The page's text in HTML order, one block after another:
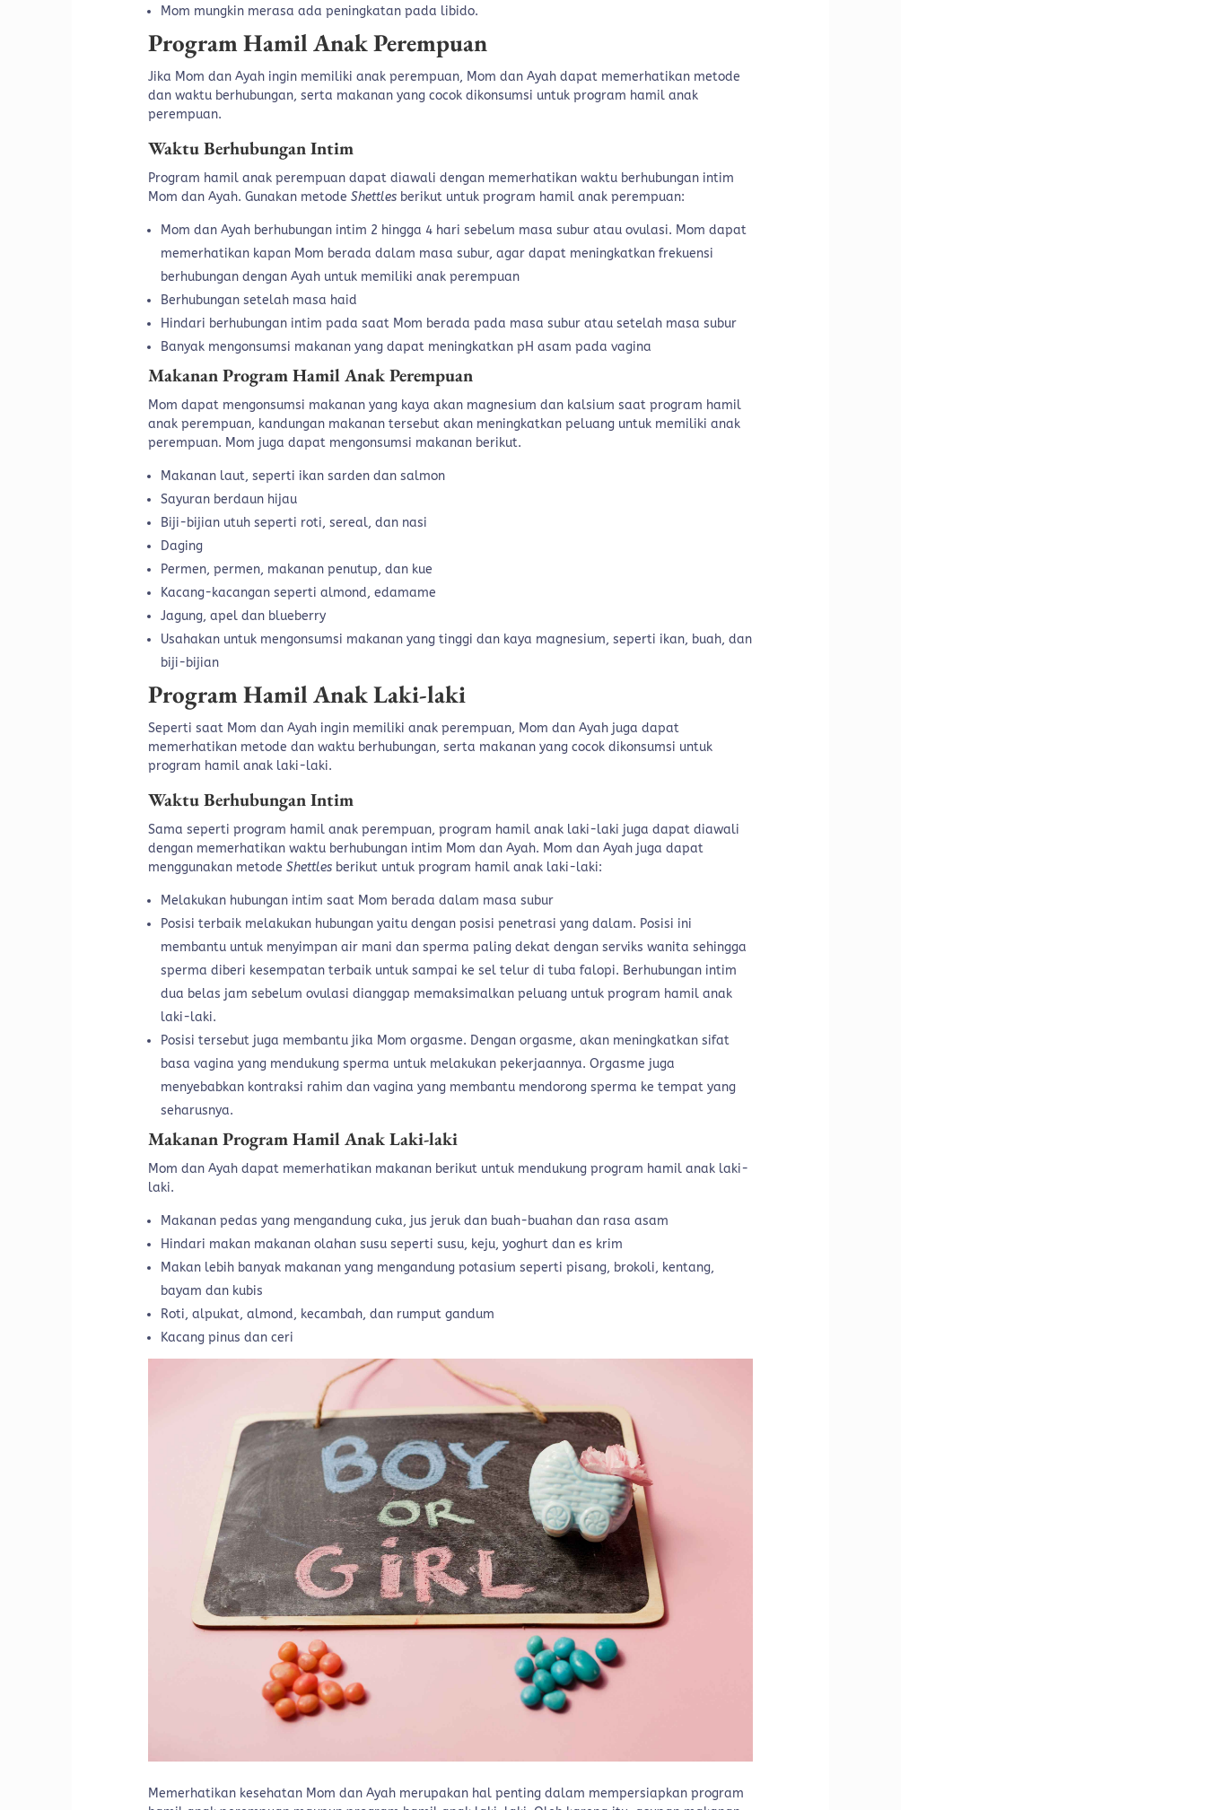
Mom mungkin merasa ada peningkatan pada libido.
Program Hamil Anak Perempuan
Jika Mom dan Ayah ingin memiliki anak perempuan, Mom dan Ayah dapat memerhatikan metode
dan waktu berhubungan, serta makanan yang cocok dikonsumsi untuk program hamil anak
perempuan.
Waktu Berhubungan Intim
Program hamil anak perempuan dapat diawali dengan memerhatikan waktu berhubungan intim
Mom dan Ayah. Gunakan metode Shettles berikut untuk program hamil anak perempuan:
Mom dan Ayah berhubungan intim 2 hingga 4 hari sebelum masa subur atau ovulasi. Mom dapat
memerhatikan kapan Mom berada dalam masa subur, agar dapat meningkatkan frekuensi
berhubungan dengan Ayah untuk memiliki anak perempuan
Berhubungan setelah masa haid
Hindari berhubungan intim pada saat Mom berada pada masa subur atau setelah masa subur
Banyak mengonsumsi makanan yang dapat meningkatkan pH asam pada vagina
Makanan Program Hamil Anak Perempuan
Mom dapat mengonsumsi makanan yang kaya akan magnesium dan kalsium saat program hamil
anak perempuan, kandungan makanan tersebut akan meningkatkan peluang untuk memiliki anak
perempuan. Mom juga dapat mengonsumsi makanan berikut.
Makanan laut, seperti ikan sarden dan salmon
Sayuran berdaun hijau
Biji-bijian utuh seperti roti, sereal, dan nasi
Daging
Permen, permen, makanan penutup, dan kue
Kacang-kacangan seperti almond, edamame
Jagung, apel dan blueberry
Usahakan untuk mengonsumsi makanan yang tinggi dan kaya magnesium, seperti ikan, buah, dan
biji-bijian
Program Hamil Anak Laki-laki
Seperti saat Mom dan Ayah ingin memiliki anak perempuan, Mom dan Ayah juga dapat
memerhatikan metode dan waktu berhubungan, serta makanan yang cocok dikonsumsi untuk
program hamil anak laki-laki.
Waktu Berhubungan Intim
Sama seperti program hamil anak perempuan, program hamil anak laki-laki juga dapat diawali
dengan memerhatikan waktu berhubungan intim Mom dan Ayah. Mom dan Ayah juga dapat
menggunakan metode Shettles berikut untuk program hamil anak laki-laki:
Melakukan hubungan intim saat Mom berada dalam masa subur
Posisi terbaik melakukan hubungan yaitu dengan posisi penetrasi yang dalam. Posisi ini
membantu untuk menyimpan air mani dan sperma paling dekat dengan serviks wanita sehingga
sperma diberi kesempatan terbaik untuk sampai ke sel telur di tuba falopi. Berhubungan intim
dua belas jam sebelum ovulasi dianggap memaksimalkan peluang untuk program hamil anak
laki-laki.
Posisi tersebut juga membantu jika Mom orgasme. Dengan orgasme, akan meningkatkan sifat
basa vagina yang mendukung sperma untuk melakukan pekerjaannya. Orgasme juga
menyebabkan kontraksi rahim dan vagina yang membantu mendorong sperma ke tempat yang
seharusnya.
Makanan Program Hamil Anak Laki-laki
Mom dan Ayah dapat memerhatikan makanan berikut untuk mendukung program hamil anak laki-
laki.
Makanan pedas yang mengandung cuka, jus jeruk dan buah-buahan dan rasa asam
Hindari makan makanan olahan susu seperti susu, keju, yoghurt dan es krim
Makan lebih banyak makanan yang mengandung potasium seperti pisang, brokoli, kentang,
bayam dan kubis
Roti, alpukat, almond, kecambah, dan rumput gandum
Kacang pinus dan ceri
Memerhatikan kesehatan Mom dan Ayah merupakan hal penting dalam mempersiapkan program